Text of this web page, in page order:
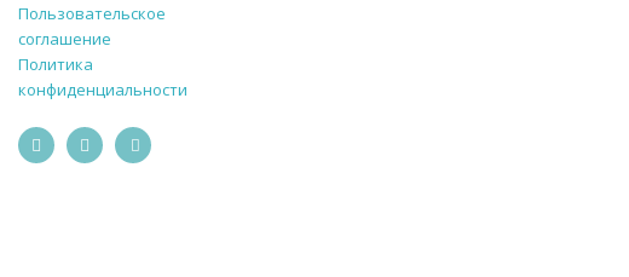
Пользовательское
соглашение
Политика
конфиденциальности